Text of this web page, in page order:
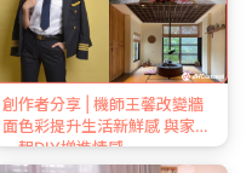
創作者分享 | 機師王馨改變牆
面色彩提升生活新鮮感 與家人
一起DIY增進情感